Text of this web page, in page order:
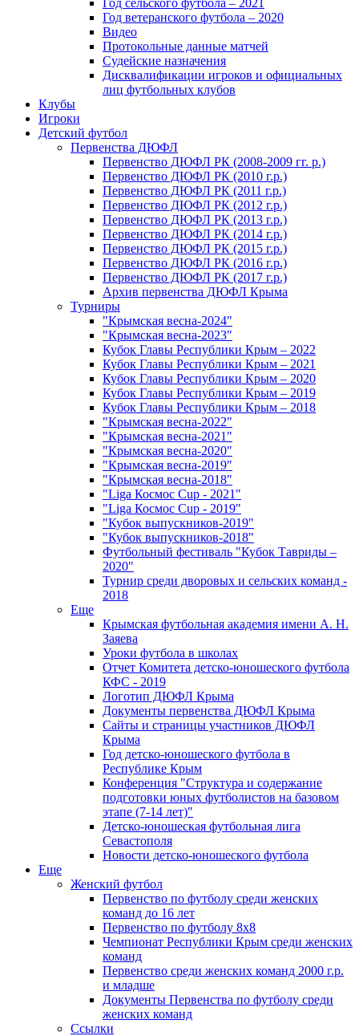
Год сельского футбола – 2021
Год ветеранского футбола – 2020
Видео
Протокольные данные матчей
Судейские назначения
Дисквалификации игроков и официальных
лиц футбольных клубов
Клубы
Игроки
Детский футбол
Первенства ДЮФЛ
Первенство ДЮФЛ РК (2008-2009 гг. р.)
Первенство ДЮФЛ РК (2010 г.р.)
Первенство ДЮФЛ РК (2011 г.р.)
Первенство ДЮФЛ РК (2012 г.р.)
Первенство ДЮФЛ РК (2013 г.р.)
Первенство ДЮФЛ РК (2014 г.р.)
Первенство ДЮФЛ РК (2015 г.р.)
Первенство ДЮФЛ РК (2016 г.р.)
Первенство ДЮФЛ РК (2017 г.р.)
Архив первенства ДЮФЛ Крыма
Турниры
"Крымская весна-2024"
"Крымская весна-2023"
Кубок Главы Республики Крым – 2022
Кубок Главы Республики Крым – 2021
Кубок Главы Республики Крым – 2020
Кубок Главы Республики Крым – 2019
Кубок Главы Республики Крым – 2018
"Крымская весна-2022"
"Крымская весна-2021"
"Крымская весна-2020"
"Крымская весна-2019"
"Крымская весна-2018"
"Liga Космос Cup - 2021"
"Liga Космос Cup - 2019"
"Кубок выпускников-2019"
"Кубок выпускников-2018"
Футбольный фестиваль "Кубок Тавриды –
2020"
Турнир среди дворовых и сельских команд -
2018
Еще
Крымская футбольная академия имени А. Н.
Заяева
Уроки футбола в школах
Отчет Комитета детско-юношеского футбола
КФС - 2019
Логотип ДЮФЛ Крыма
Документы первенства ДЮФЛ Крыма
Сайты и страницы участников ДЮФЛ
Крыма
Год детско-юношеского футбола в
Республике Крым
Конференция "Структура и содержание
подготовки юных футболистов на базовом
этапе (7-14 лет)"
Детско-юношеская футбольная лига
Севастополя
Новости детско-юношеского футбола
Еще
Женский футбол
Первенство по футболу среди женских
команд до 16 лет
Первенство по футболу 8х8
Чемпионат Республики Крым среди женских
команд
Первенство среди женских команд 2000 г.р.
и младше
Документы Первенства по футболу среди
женских команд
Ссылки